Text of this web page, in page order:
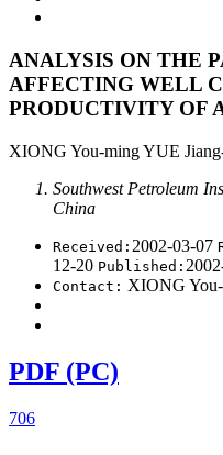
ANALYSIS ON THE
AFFECTING WELL
PRODUCTIVITY OF
XIONG You-ming YUE
Southwest Petroleum
China
Received: 2002-03-07
12-20 Published:
Contact: XIONG
PDF (PC)
706